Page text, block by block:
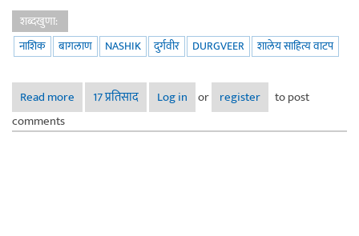
शब्दखुणा:
नाशिक
बागलाण NASHIK दुर्गवीर DURGVEER शालेय साहित्य वाटप
Read more
about बागलाण ,नाशिक प्रांतात शालेय साहित्यांचे वाटप दि .१९-२०
जुलै २०१४
17 प्रतिसाद Log in or register
to post
comments